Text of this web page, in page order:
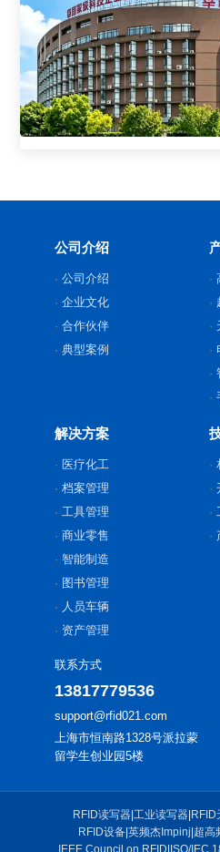
公司介绍
公司介绍
企业文化
合作伙伴
典型案例
解决方案
医疗化工
档案管理
工具管理
商业零售
智能制造
图书管理
人员车辆
资产管理
联系方式
13817779536
support@rfid021.com
上海市恒南路1328号派拉蒙
留学生创业园5楼
RFID读写器| 工业读写器| RFID
RFID设备| 英频杰Impinj 超高